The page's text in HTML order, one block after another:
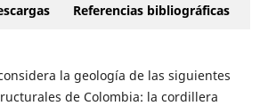
Referencias bibliográficas
la geología de las siguientes
de Colombia: la cordillera